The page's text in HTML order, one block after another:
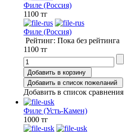
Филе (Россия)
1100 тг
Филе (Россия)
Рейтинг: Пока без рейтинга
1100 тг
Добавить в корзину
Добавить в список пожеланий
Добавить в список сравнения
Филе (Усть-Камен)
1000 тг